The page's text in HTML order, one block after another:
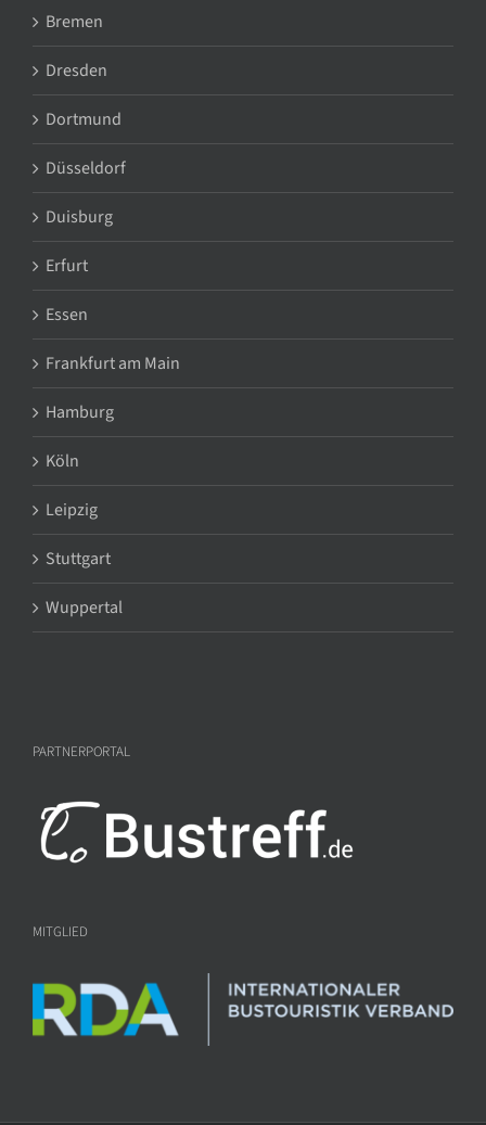
Bremen
Dresden
Dortmund
Düsseldorf
Duisburg
Erfurt
Essen
Frankfurt am Main
Hamburg
Köln
Leipzig
Stuttgart
Wuppertal
PARTNERPORTAL
MITGLIED